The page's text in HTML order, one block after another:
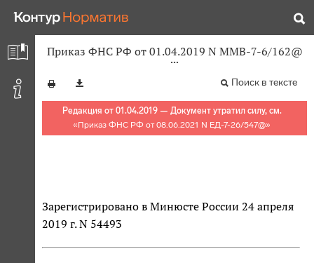
Приказ ФНС РФ от 01.04.2019 N ММВ-7-6/162@
Поиск в тексте
Редакция от 01.04.2019 — Документ утратил силу, см.
«Приказ ФНС РФ от 08.06.2021 N ЕД-7-26/547@»
Зарегистрировано в Минюсте России 24 апреля
2019 г. N 54493